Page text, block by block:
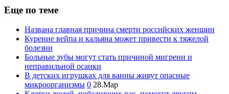
Еще по теме
Названа главная причина смерти российских женщин
Курение вейпа и кальяна может привести к тяжелой
болезни
Больные зубы могут стать причиной мигрени и
неправильной осанки
В детских игрушках для ванны живут опасные
микроорганизмы 0 28.Мар